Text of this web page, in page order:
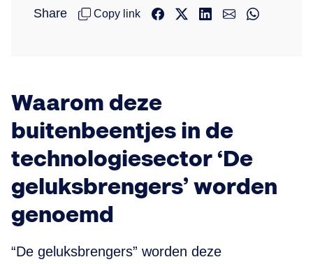
Share Copy link
Waarom deze
buitenbeentjes in de
technologiesector ‘De
geluksbrengers’ worden
genoemd
“De geluksbrengers” worden deze